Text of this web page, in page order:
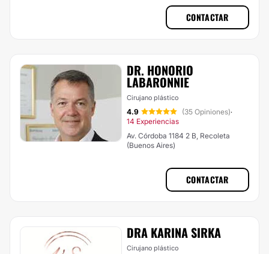
CONTACTAR
DR. HONORIO
LABARONNIE
Cirujano plástico
4.9 (35 Opiniones)·
14 Experiencias
Av. Córdoba 1184 2 B, Recoleta
(Buenos Aires)
CONTACTAR
DRA KARINA SIRKA
Cirujano plástico